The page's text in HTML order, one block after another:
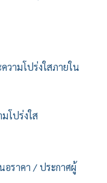
วามโปร่งใสภายใน
โปร่งใส
อราคา / ประกาศผู้